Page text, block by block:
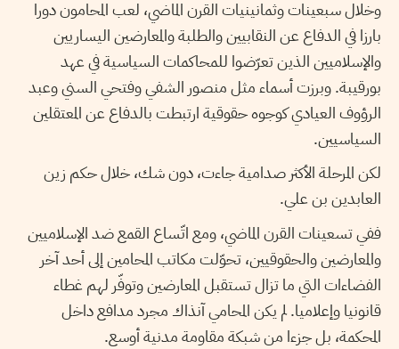
وخلال سبعينات وثمانينيات القرن الماضي، لعب المحامون دورا
بارزا في الدفاع عن النقابيين والطلبة والمعارضين اليساريين
والإسلاميين الذين تعرّضوا للمحاكمات السياسية في عهد
بورقيبة. وبرزت أسماء مثل منصور الشفي وفتحي السني وعبد
الرؤوف العيادي كوجوه حقوقية ارتبطت بالدفاع عن المعتقلين
السياسيين.
لكن المرحلة الأكثر صدامية جاءت، دون شك، خلال حكم زين
العابدين بن علي.
ففي تسعينات القرن الماضي، ومع اتّساع القمع ضد الإسلاميين
والمعارضين والحقوقيين، تحوّلت مكاتب المحامين إلى أحد آخر
الفضاءات التي ما تزال تستقبل المعارضين وتوفّر لهم غطاء
قانونيا وإعلاميا. لم يكن المحامي آنذاك مجرد مدافع داخل
المحكمة، بل جزءا من شبكة مقاومة مدنية أوسع.